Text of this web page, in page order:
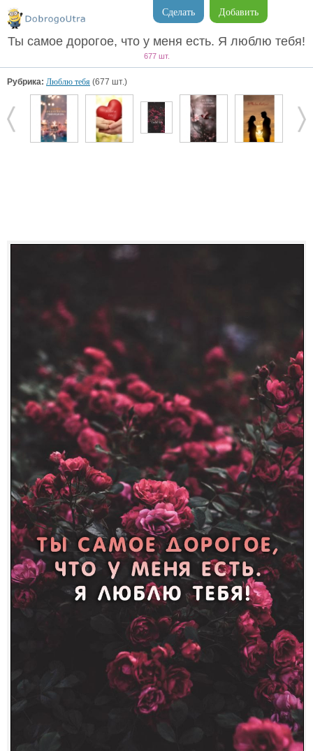
Добавить
Сделать
Ты самое дорогое, что у меня есть. Я люблю тебя!
677 шт.
Рубрика: Люблю тебя (677 шт.)